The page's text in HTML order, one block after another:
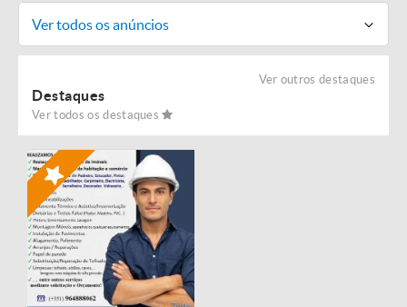
Ver todos os anúncios
Ver outros destaques
Destaques
Ver todos os destaques